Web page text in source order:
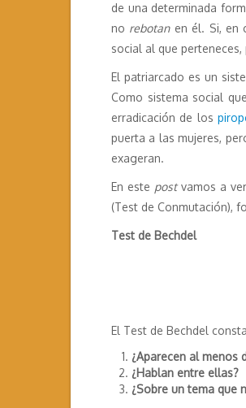
de una determinada
no rebotanen él. Si, en
social al que
El patriarcado es un
Como sistema social
erradicación de los
puerta a las mujeres,
exageran.
En este postvamos a
(Test de Conmutación),
Test de Bechdel
El Test de Bechdel
¿Aparecen al menos
¿Hablan entre ellas?
¿Sobre un tema que